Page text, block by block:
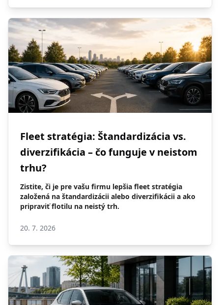
Fleet stratégia: Štandardizácia vs.
diverzifikácia – čo funguje v neistom
trhu?
Zistite, či je pre vašu firmu lepšia fleet stratégia
založená na štandardizácii alebo diverzifikácii a ako
pripraviť flotilu na neistý trh.
20. 7. 2026